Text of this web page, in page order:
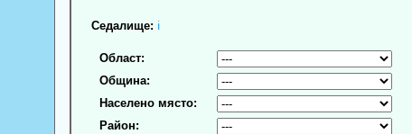
Седалище: ℹ
Област:
Община:
Населено място:
Район: